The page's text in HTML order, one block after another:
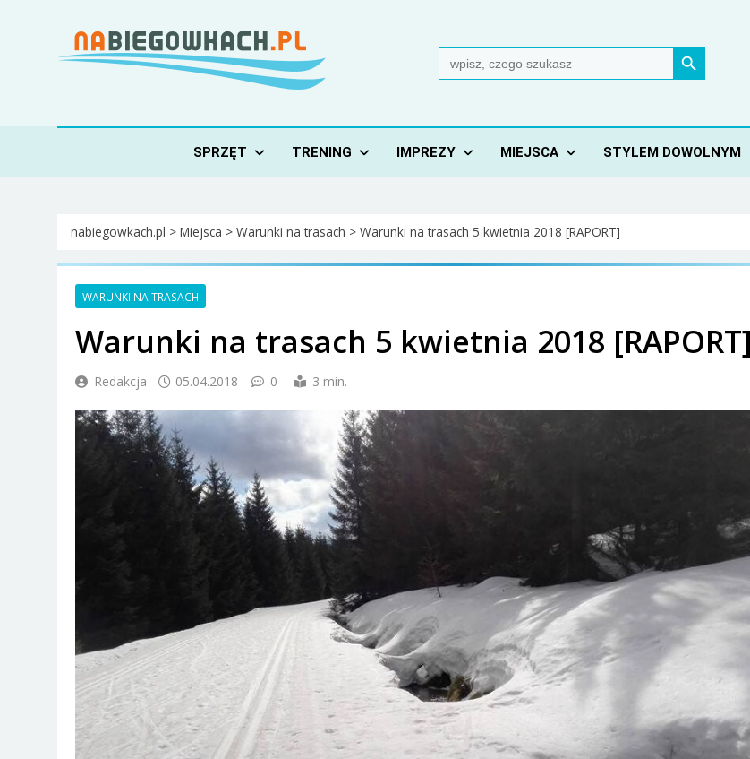
Nabiegowkach.pl
Search
for:
Search Button
SPRZĘT TRENING IMPREZY MIEJSCA STYLEM DOWOLNYM
nabiegowkach.pl > Miejsca > Warunki na trasach > Warunki na trasach 5 kwietnia 2018 [RAPORT]
WARUNKI NA TRASACH
Warunki na trasach 5 kwietnia 2018 [RAPORT]
Redakcja 05.04.2018 0 3 min.